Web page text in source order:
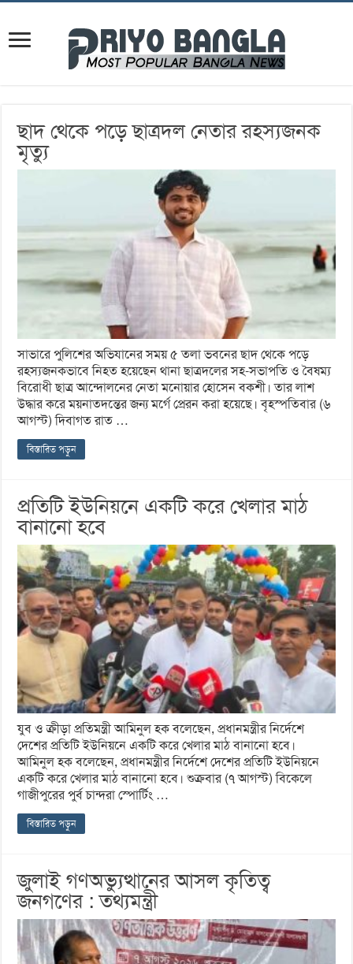
ছাদ থেকে পড়ে ছাত্রদল নেতার রহস্যজনক
মৃত্যু
সাভারে পুলিশের অভিযানের সময় ৫ তলা ভবনের ছাদ থেকে পড়ে
রহস্যজনকভাবে নিহত হয়েছেন থানা ছাত্রদলের সহ-সভাপতি ও বৈষম্য
বিরোধী ছাত্র আন্দোলনের নেতা মনোয়ার হোসেন বকশী। তার লাশ
উদ্ধার করে ময়নাতদন্তের জন্য মর্গে প্রেরন করা হয়েছে। বৃহস্পতিবার (৬
আগস্ট) দিবাগত রাত …
বিস্তারিত পড়ুন
প্রতিটি ইউনিয়নে একটি করে খেলার মাঠ
বানানো হবে
যুব ও ক্রীড়া প্রতিমন্ত্রী আমিনুল হক বলেছেন, প্রধানমন্ত্রীর নির্দেশে
দেশের প্রতিটি ইউনিয়নে একটি করে খেলার মাঠ বানানো হবে।
আমিনুল হক বলেছেন, প্রধানমন্ত্রীর নির্দেশে দেশের প্রতিটি ইউনিয়নে
একটি করে খেলার মাঠ বানানো হবে। শুক্রবার (৭ আগস্ট) বিকেলে
গাজীপুরের পুর্ব চান্দরা স্পোর্টিং …
বিস্তারিত পড়ুন
জুলাই গণঅভ্যুত্থানের আসল কৃতিত্ব
জনগণের : তথ্যমন্ত্রী